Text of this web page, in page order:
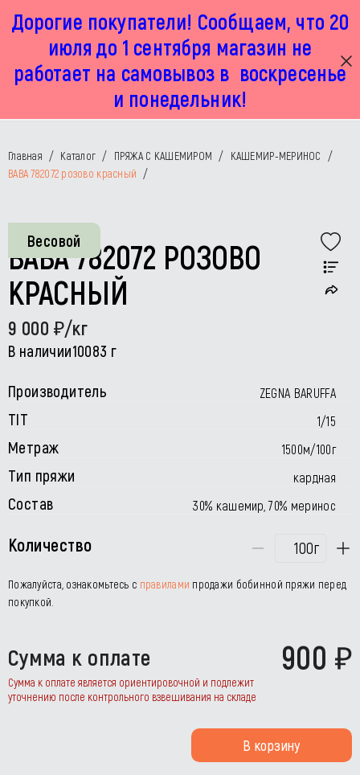
Дорогие покупатели! Сообщаем, что 20
июля до 1 сентября магазин не
работает на самовывоз в воскресенье
и понедельник!
г. Москва, Маленковская 32 стр 2А
пн-пт с 11:00 до 19:00, сб с 11:00 до 17:00
+7 925 449 67 92
Главная / Каталог / ПРЯЖА С КАШЕМИРОМ / КАШЕМИР-МЕРИНОС
/
BABA 782072 розово красный /
Весовой
BABA 782072 РОЗОВО
КРАСНЫЙ
9 000 /кг
В наличии10083 г
Производитель ZEGNA BARUFFA
TIT 1/15
Метраж 1500м/100г
Тип пряжи кардная
Состав 30% кашемир, 70% меринос
Количество г
Пожалуйста, ознакомьтесь с правилами продажи бобинной пряжи перед
покупкой.
Сумма к оплате 900
Сумма к оплате является ориентировочной и подлежит
уточнению после контрольного взвешивания на складе
В корзину